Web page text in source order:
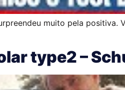
muito pela positiva.
type2 –